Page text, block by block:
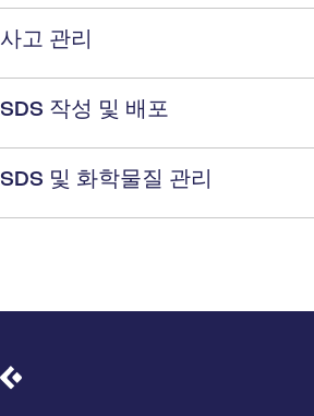
사고 관리
SDS 작성 및 배포
SDS 및 화학물질 관리